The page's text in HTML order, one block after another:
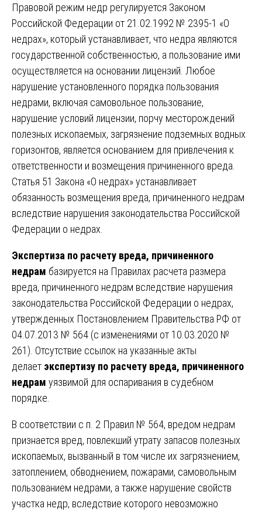
Правовой режим недр регулируется Законом
Российской Федерации от 21.02.1992 № 2395-1 «О
недрах», который устанавливает, что недра являются
государственной собственностью, а пользование ими
осуществляется на основании лицензий. Любое
нарушение установленного порядка пользования
недрами, включая самовольное пользование,
нарушение условий лицензии, порчу месторождений
полезных ископаемых, загрязнение подземных водных
горизонтов, является основанием для привлечения к
ответственности и возмещения причиненного вреда.
Статья 51 Закона «О недрах» устанавливает
обязанность возмещения вреда, причиненного недрам
вследствие нарушения законодательства Российской
Федерации о недрах.
Экспертиза по расчету вреда, причиненного
недрам базируется на Правилах расчета размера
вреда, причиненного недрам вследствие нарушения
законодательства Российской Федерации о недрах,
утвержденных Постановлением Правительства РФ от
04.07.2013 № 564 (с изменениями от 10.03.2020 №
261). Отсутствие ссылок на указанные акты
делает экспертизу по расчету вреда, причиненного
недрам уязвимой для оспаривания в судебном
порядке.
В соответствии с п. 2 Правил № 564, вредом недрам
признается вред, повлекший утрату запасов полезных
ископаемых, вызванный в том числе их загрязнением,
затоплением, обводнением, пожарами, самовольным
пользованием недрами, а также нарушение свойств
участка недр, вследствие которого невозможно